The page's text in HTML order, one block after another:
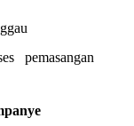
pemasangan